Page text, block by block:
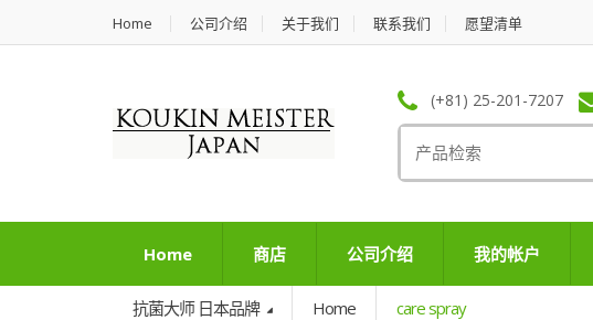
Home 公司介绍 关于我们 联系我们 愿望清单
(+81) 25-201-7207
for:
Home 商店 公司介绍 我的帐户
抗菌大师 日本品牌 Home care spray